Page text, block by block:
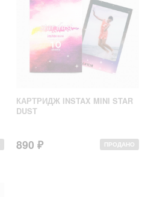
КАРТРИДЖ INSTAX MINI STAR
DUST
890 ₽ ПРОДАНО